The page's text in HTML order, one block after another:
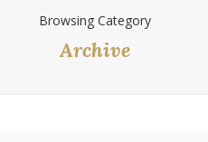
Browsing Category
Archive